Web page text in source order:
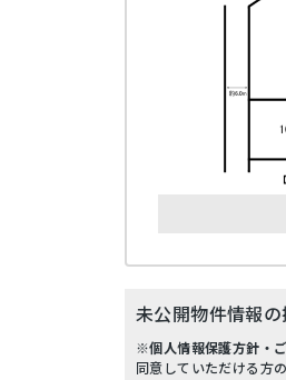
未公開物件情報
※個人情報保護方針・
同意していただける方